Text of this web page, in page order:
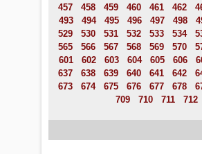
457
458 459 460 461 462
493
494 495 496 497 498
529
530 531 532 533 534
565
566 567 568 569 570
601
602 603 604 605 606
637
638 639 640 641 642
673
674 675 676 677 678
709
710 711 712